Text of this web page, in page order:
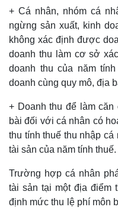
+ Cá nhân, nhóm cá
ngừng sản xuất, kinh
không xác định được
doanh thu làm cơ sở
doanh thu của năm
doanh cùng quy mô, địa
+ Doanh thu để làm
bài đối với cá nhân có
thu tính thuế thu nhập
tài sản của năm tính thuế.
Trường hợp cá nhân
tài sản tại một địa điểm
định mức thu lệ phí môn